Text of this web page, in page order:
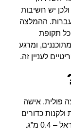
יש חשיבות
ההמלצה
כל תקופת
אינם מתוכננים, ומרגע
לעניין זה.
פולית. אישה
כדורים
במינון המומלץ על ידי משרד הבריאות בישראל – 0.4 מ”ג.